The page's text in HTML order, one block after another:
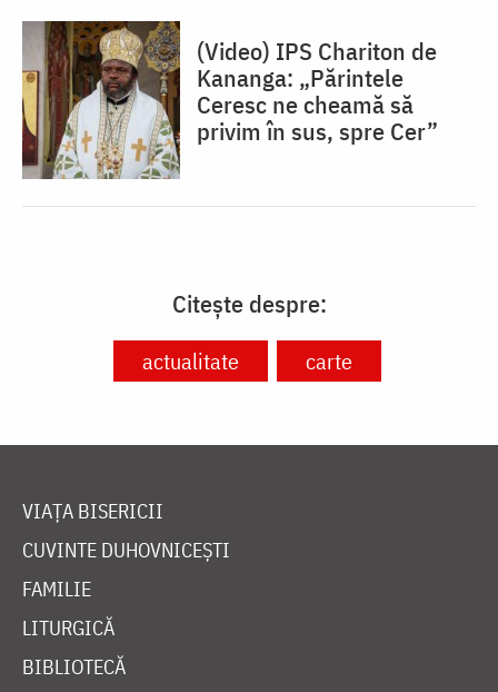
(Video) IPS Chariton de
Kananga: „Părintele
Ceresc ne cheamă să
privim în sus, spre Cer”
Citește despre:
actualitate carte
VIAȚA BISERICII
CUVINTE DUHOVNICEȘTI
FAMILIE
LITURGICĂ
BIBLIOTECĂ